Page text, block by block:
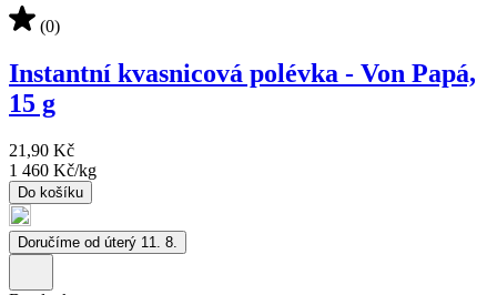
(0)
Instantní kvasnicová polévka - Von Papá,
15 g
21,90 Kč
1 460 Kč/kg
Do košíku
Doručíme od úterý 11. 8.